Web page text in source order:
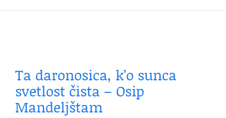
Ta daronosica, k’o sunca
svetlost čista – Osip
Mandeljštam